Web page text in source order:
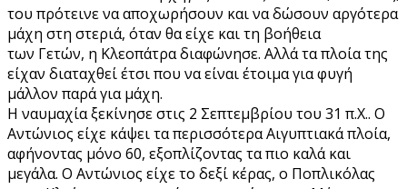
του πρότεινε να αποχωρήσουν και να δώσουν αργότερα
μάχη στη στεριά, όταν θα είχε και τη βοήθεια
των Γετών, η Κλεοπάτρα διαφώνησε. Αλλά τα πλοία της
είχαν διαταχθεί έτσι που να είναι έτοιμα για φυγή
μάλλον παρά για μάχη.
Η ναυμαχία ξεκίνησε στις 2 Σεπτεμβρίου του 31 π.Χ.. Ο
Αντώνιος είχε κάψει τα περισσότερα Αιγυπτιακά πλοία,
αφήνοντας μόνο 60, εξοπλίζοντας τα πιο καλά και
μεγάλα. Ο Αντώνιος είχε το δεξί κέρας, ο Ποπλικόλας